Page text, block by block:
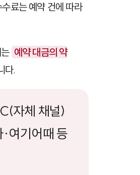
료는 예약 건에 따라
예약 대금의 약
다.
자체 채널)
여기어때 등